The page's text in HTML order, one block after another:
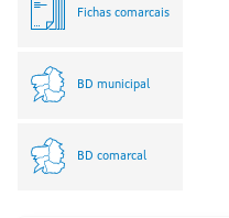
Fichas comarcais
BD municipal
BD comarcal